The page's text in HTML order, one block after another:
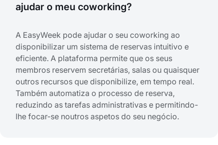
ajudar o meu coworking?
A EasyWeek pode ajudar o seu coworking ao
disponibilizar um sistema de reservas intuitivo e
eficiente. A plataforma permite que os seus
membros reservem secretárias, salas ou quaisquer
outros recursos que disponibilize, em tempo real.
Também automatiza o processo de reserva,
reduzindo as tarefas administrativas e permitindo-
lhe focar-se noutros aspetos do seu negócio.